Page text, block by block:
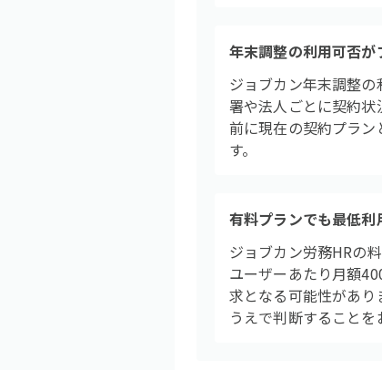
年末調整の利用可否
ジョブカン年末調整
署や法人ごとに契約
前に現在の契約プラ
す。
有料プランでも最低
ジョブカン労務HRの
ユーザーあたり月額
求となる可能性があ
うえで判断することを